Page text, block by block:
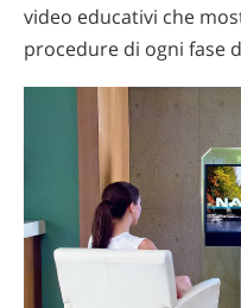
video educativi che
procedure di ogni fase